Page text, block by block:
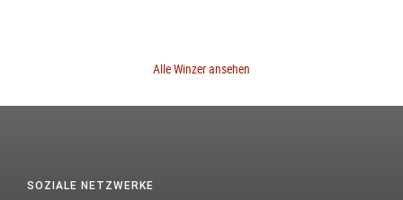
Alle Winzer ansehen
SOZIALE NETZWERKE